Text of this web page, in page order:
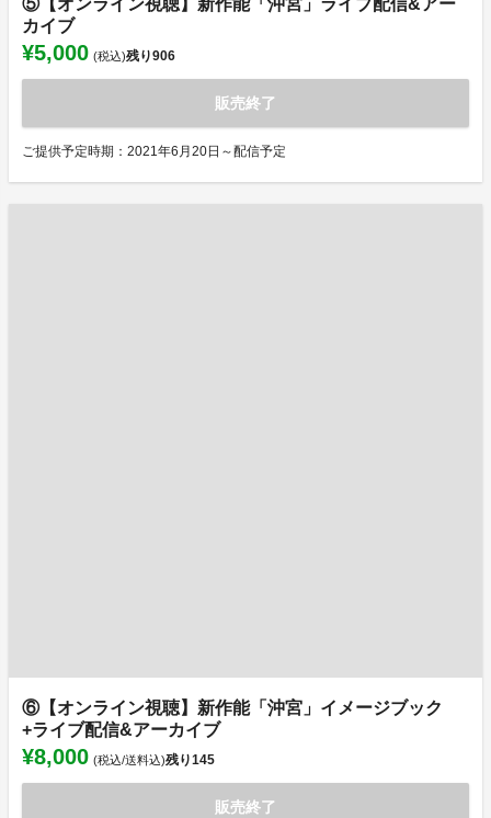
⑤【オンライン視聴】新作能「沖宮」ライブ配信&アー
カイブ
¥5,000 (税込)残り906
販売終了
ご提供予定時期：2021年6月20日～配信予定
⑥【オンライン視聴】新作能「沖宮」イメージブック
+ライブ配信&アーカイブ
¥8,000 (税込/送料込)残り145
販売終了